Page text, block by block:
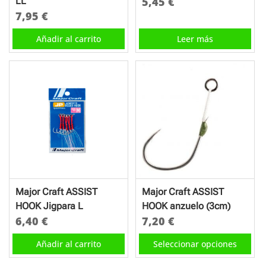
7,95 €
Añadir al carrito Leer más
Major Craft ASSIST
HOOK Jigpara L
6,40 €
Añadir al carrito
Major Craft ASSIST
HOOK anzuelo (3cm)
7,20€
Seleccionar opciones
Este
producto